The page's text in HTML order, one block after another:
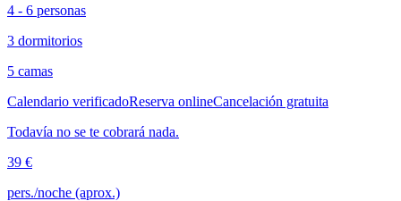
4 - 6 personas
3 dormitorios
5 camas
Calendario verificadoReserva onlineCancelación gratuita
Todavía no se te cobrará nada.
39 €
pers./noche (aprox.)